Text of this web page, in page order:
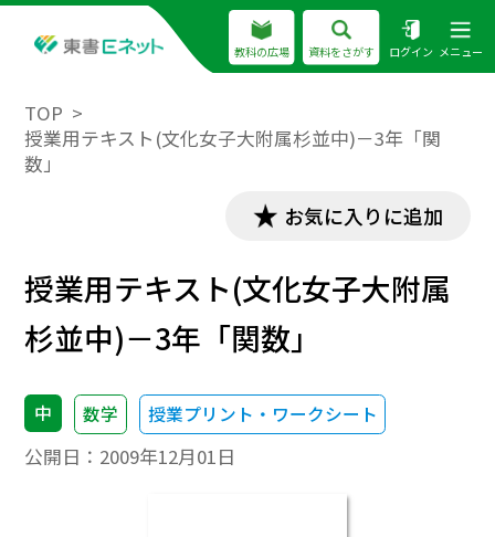
教科の広場 資料をさがす ログイン メニュー
TOP
授業用テキスト(文化女子大附属杉並中)－3年「関
数」
お気に入りに追加
授業用テキスト(文化女子大附属
杉並中)－3年「関数」
中 数学 授業プリント・ワークシート
公開日： 2009年12月01日